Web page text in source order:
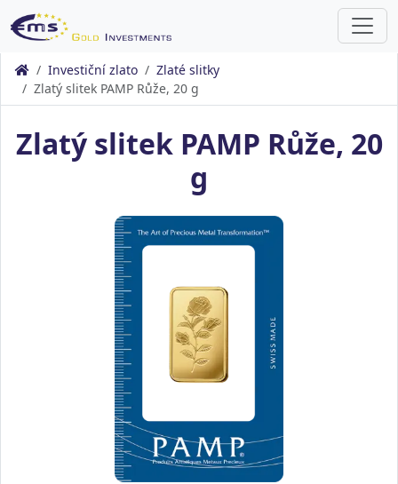
Investiční zlato
Zlaté slitky
Zlatý slitek PAMP Růže, 20 g
Zlatý slitek PAMP Růže, 20
g